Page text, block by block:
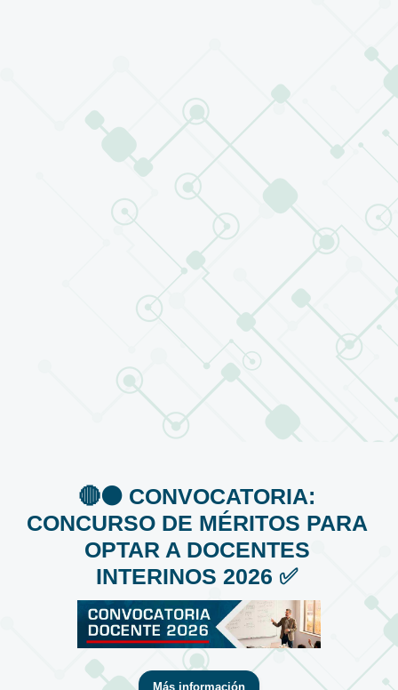
🔴⚫️ CONVOCATORIA:
CONCURSO DE MÉRITOS PARA
OPTAR A DOCENTES
INTERINOS 2026 ✅
Más información